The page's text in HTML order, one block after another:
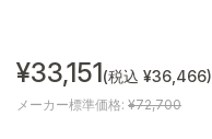
¥33,151(税込 ¥36,466)
メーカー標準価格: ¥72,700